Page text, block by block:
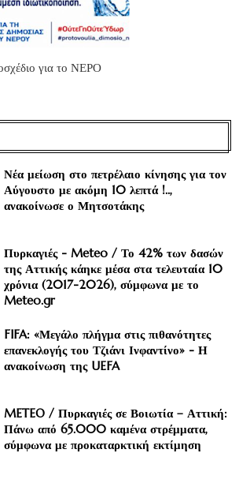
για το ΝΕΡΟ
Νέα μείωση στο πετρέλαιο κίνησης για τον
Αύγουστο με ακόμη 10 λεπτά !..,
ανακοίνωσε ο Μητσοτάκης
Πυρκαγιές - Meteo / Το 42% των δασών
της Αττικής κάηκε μέσα στα τελευταία 10
χρόνια (2017-2026), σύμφωνα με το
Meteo.gr
FIFA: «Μεγάλο πλήγμα στις πιθανότητες
επανεκλογής του Τζιάνι Ινφαντίνο» - Η
ανακοίνωση της UEFA
METEO / Πυρκαγιές σε Βοιωτία – Αττική:
Πάνω από 65.000 καμένα στρέμματα,
σύμφωνα με προκαταρκτική εκτίμηση